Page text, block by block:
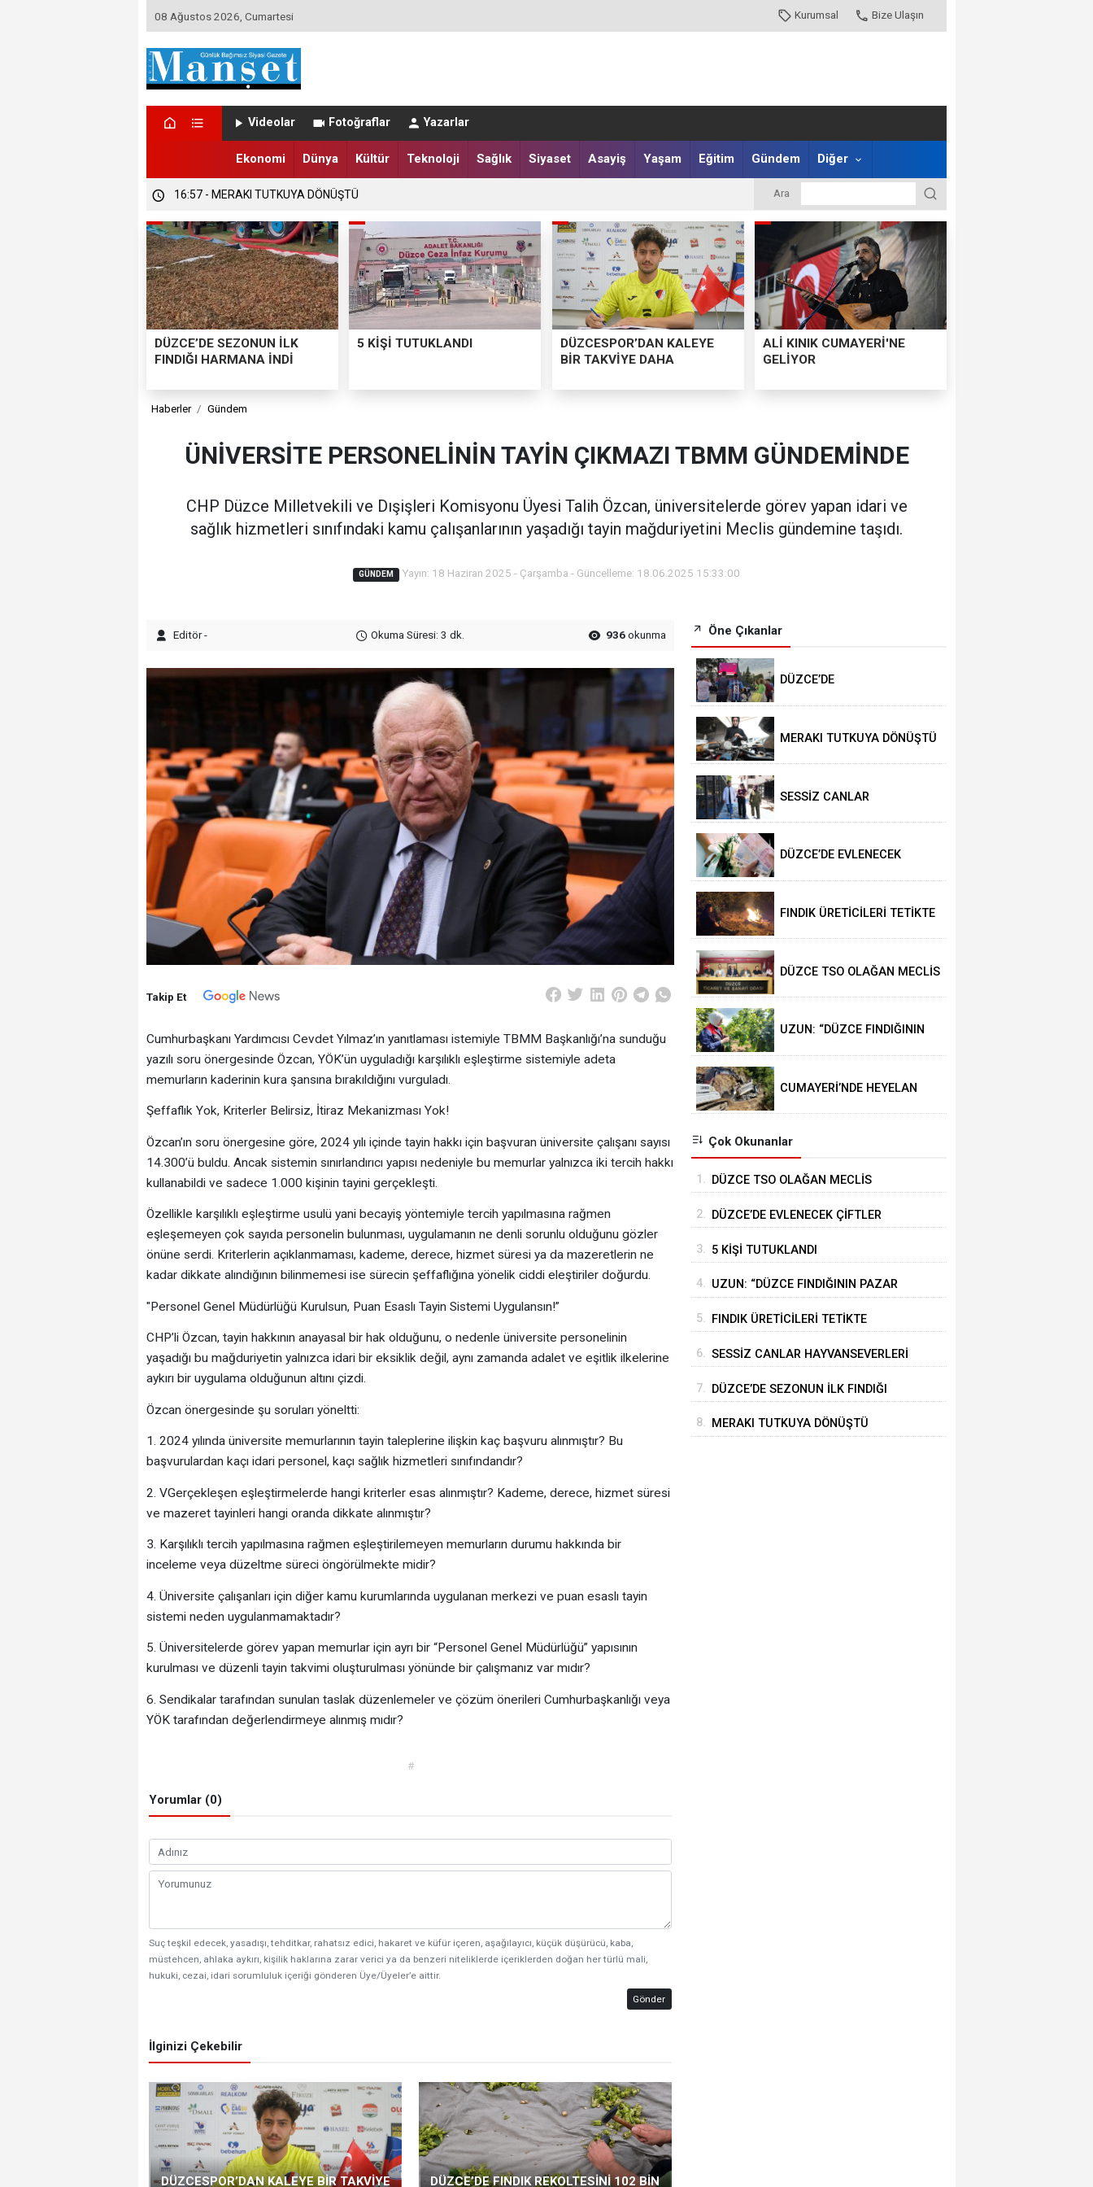
08 Ağustos 2026, Cumartesi Kurumsal Bize Ulaşın
Videolar Fotoğraflar Yazarlar
Ekonomi Dünya Kültür Teknoloji Sağlık Siyaset Asayiş Yaşam Eğitim Gündem Diğer
16:57 - MERAKI TUTKUYA DÖNÜŞTÜ Ara
DÜZCE’DE SEZONUN İLK
FINDIĞI HARMANA İNDİ
5 KİŞİ TUTUKLANDI
DÜZCESPOR’DAN KALEYE
BİR TAKVİYE DAHA
ALİ KINIK CUMAYERİ'NE
GELİYOR
Haberler Gündem
ÜNİVERSİTE PERSONELİNİN TAYİN ÇIKMAZI TBMM GÜNDEMİNDE
CHP Düzce Milletvekili ve Dışişleri Komisyonu Üyesi Talih Özcan, üniversitelerde görev yapan idari ve
sağlık hizmetleri sınıfındaki kamu çalışanlarının yaşadığı tayin mağduriyetini Meclis gündemine taşıdı.
GÜNDEM Yayın: 18 Haziran 2025 - Çarşamba - Güncelleme: 18.06.2025 15:33:00
Editör - Okuma Süresi: 3 dk. 936okunma
Takip Et
Cumhurbaşkanı Yardımcısı Cevdet Yılmaz’ın yanıtlaması istemiyle TBMM Başkanlığı’na sunduğu
yazılı soru önergesinde Özcan, YÖK’ün uyguladığı karşılıklı eşleştirme sistemiyle adeta
memurların kaderinin kura şansına bırakıldığını vurguladı.
Şeffaflık Yok, Kriterler Belirsiz, İtiraz Mekanizması Yok!
Özcan’ın soru önergesine göre, 2024 yılı içinde tayin hakkı için başvuran üniversite çalışanı sayısı
14.300’ü buldu. Ancak sistemin sınırlandırıcı yapısı nedeniyle bu memurlar yalnızca iki tercih hakkı
kullanabildi ve sadece 1.000 kişinin tayini gerçekleşti.
Özellikle karşılıklı eşleştirme usulü yani becayiş yöntemiyle tercih yapılmasına rağmen
eşleşemeyen çok sayıda personelin bulunması, uygulamanın ne denli sorunlu olduğunu gözler
önüne serdi. Kriterlerin açıklanmaması, kademe, derece, hizmet süresi ya da mazeretlerin ne
kadar dikkate alındığının bilinmemesi ise sürecin şeffaflığına yönelik ciddi eleştiriler doğurdu.
"Personel Genel Müdürlüğü Kurulsun, Puan Esaslı Tayin Sistemi Uygulansın!”
CHP’li Özcan, tayin hakkının anayasal bir hak olduğunu, o nedenle üniversite personelinin
yaşadığı bu mağduriyetin yalnızca idari bir eksiklik değil, aynı zamanda adalet ve eşitlik ilkelerine
aykırı bir uygulama olduğunun altını çizdi.
Özcan önergesinde şu soruları yöneltti:
1. 2024 yılında üniversite memurlarının tayin taleplerine ilişkin kaç başvuru alınmıştır? Bu
başvurulardan kaçı idari personel, kaçı sağlık hizmetleri sınıfındandır?
2. VGerçekleşen eşleştirmelerde hangi kriterler esas alınmıştır? Kademe, derece, hizmet süresi
ve mazeret tayinleri hangi oranda dikkate alınmıştır?
3. Karşılıklı tercih yapılmasına rağmen eşleştirilemeyen memurların durumu hakkında bir
inceleme veya düzeltme süreci öngörülmekte midir?
4. Üniversite çalışanları için diğer kamu kurumlarında uygulanan merkezi ve puan esaslı tayin
sistemi neden uygulanmamaktadır?
5. Üniversitelerde görev yapan memurlar için ayrı bir “Personel Genel Müdürlüğü” yapısının
kurulması ve düzenli tayin takvimi oluşturulması yönünde bir çalışmanız var mıdır?
6. Sendikalar tarafından sunulan taslak düzenlemeler ve çözüm önerileri Cumhurbaşkanlığı veya
YÖK tarafından değerlendirmeye alınmış mıdır?
#
Yorumlar (0)
Suç teşkil edecek, yasadışı, tehditkar, rahatsız edici, hakaret ve küfür içeren, aşağılayıcı, küçük düşürücü, kaba,
müstehcen, ahlaka aykırı, kişilik haklarına zarar verici ya da benzeri niteliklerde içeriklerden doğan her türlü mali,
hukuki, cezai, idari sorumluluk içeriği gönderen Üye/Üyeler’e aittir.
Gönder
İlginizi Çekebilir
DÜZCESPOR’DAN KALEYE BİR TAKVİYE DÜZCE’DE FINDIK REKOLTESİNİ 102 BİN
Öne Çıkanlar
DÜZCE’DE
SALAH HEYECANI YAŞADI
MERAKI TUTKUYA DÖNÜŞTÜ
SESSİZ CANLAR
DÜZCE’DE EVLENECEK
FINDIK ÜRETİCİLERİ TETİKTE
DÜZCE TSO OLAĞAN MECLİS
GERÇEKLEŞTİRİLDİ
UZUN: “DÜZCE FINDIĞININ
CUMAYERİ’NDE HEYELAN
Çok Okunanlar
1. DÜZCE TSO OLAĞAN MECLİS
2. DÜZCE’DE EVLENECEK ÇİFTLER
3. 5 KİŞİ TUTUKLANDI
4. UZUN: “DÜZCE FINDIĞININ PAZAR
5. FINDIK ÜRETİCİLERİ TETİKTE
6. SESSİZ CANLAR HAYVANSEVERLERİ
7. DÜZCE’DE SEZONUN İLK FINDIĞI
8. MERAKI TUTKUYA DÖNÜŞTÜ